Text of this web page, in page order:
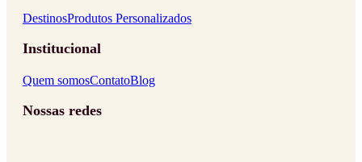
DestinosProdutos Personalizados
Institucional
Quem somosContatoBlog
Nossas redes